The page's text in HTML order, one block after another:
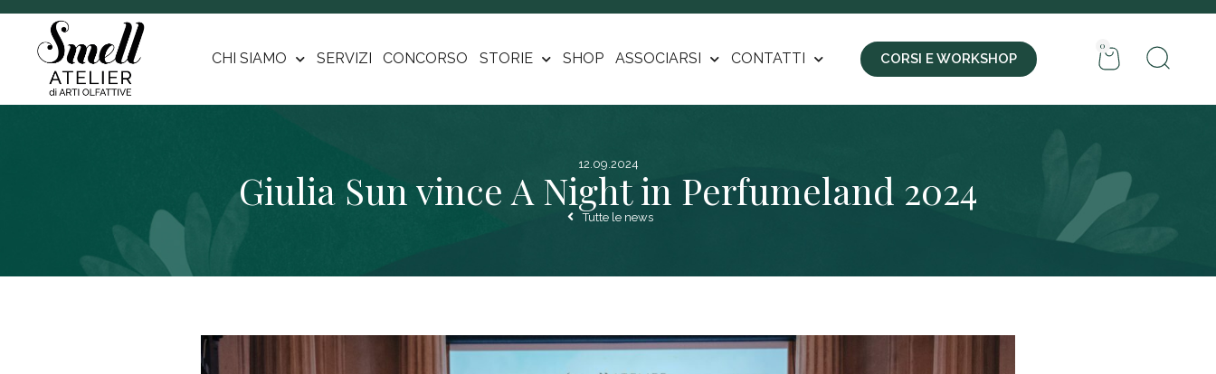
CHI SIAMO SERVIZI CONCORSO STORIE SHOP ASSOCIARSI CONTATTI CORSI E WORKSHOP
0
12.09.2024
Giulia Sun vince A Night in Perfumeland 2024
Tutte le news